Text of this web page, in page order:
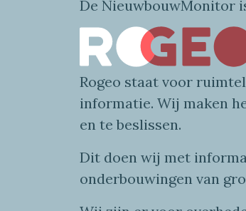
De NieuwbouwMonitor
Rogeo staat voor
informatie. Wij maken
en te beslissen.
Dit doen wij met
onderbouwingen van